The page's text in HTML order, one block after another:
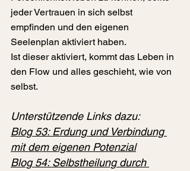
jeder Vertrauen in sich selbst
empfinden und den eigenen
Seelenplan aktiviert haben.
Ist dieser aktiviert, kommt das Leben in
den Flow und alles geschieht, wie von
selbst.
Unterstützende Links dazu:
Blog 53: Erdung und Verbindung
mit dem eigenen Potenzial
Blog 54: Selbstheilung durch